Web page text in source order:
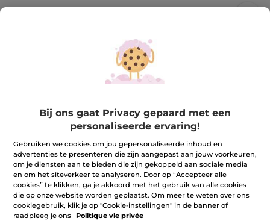
Rouge Elixir Satijn 19. Lavande
rêveuse
Rouge Elixir Satin, een intens gepigmenteerde lipstick
3.7 g
★★★★★
★★★★★
van
de
sterren.
Lees
reviews.
Rouge
Satijn
01.
(309)REVIEW TOEVOEGEN
23,90 €
19. Lavande rêveuse
Bij ons gaat Privacy gepaard met een
personaliseerde ervaring!
Gebruiken we cookies om jou gepersonaliseerde inhoud en
advertenties te presenteren die zijn aangepast aan jouw voorkeuren,
om je diensten aan te bieden die zijn gekoppeld aan sociale media
en om het siteverkeer te analyseren. Door op “Accepteer alle
cookies” te klikken, ga je akkoord met het gebruik van alle cookies
die op onze website worden geplaatst. Om meer te weten over ons
cookiegebruik, klik je op "Cookie-instellingen" in de banner of
raadpleeg je ons
Politique vie privée